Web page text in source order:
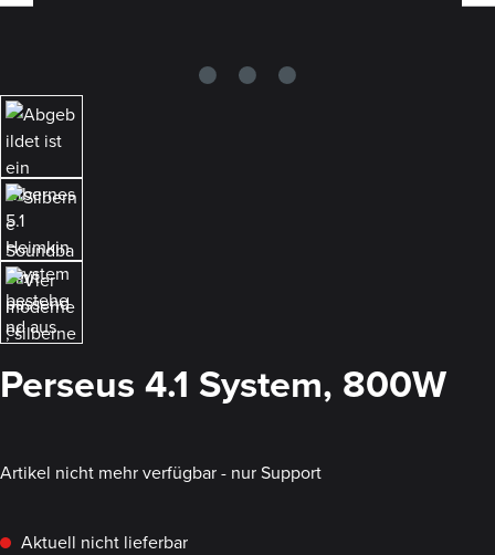
Perseus 4.1 System, 800W
Artikel nicht mehr verfügbar - nur Support
Aktuell nicht lieferbar